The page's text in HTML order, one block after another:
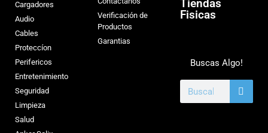
Cargadores
Audio
Cables
Proteccíon
Perifericos
Entretenimiento
Seguridad
Limpieza
Salud
Verificación de
Productos
Garantias
Tiendas
Fisicas
Buscas Algo!